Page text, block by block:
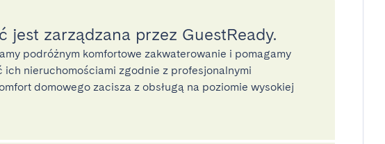
jest zarządzana przez GuestReady.
podróżnym komfortowe zakwaterowanie i pomagamy
ich nieruchomościami zgodnie z profesjonalnymi
domowego zacisza z obsługą na poziomie wysokiej